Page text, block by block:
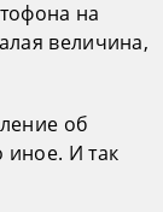
на
величина,
об
И так